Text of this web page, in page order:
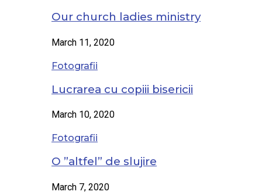
Our church ladies ministry
March 11, 2020
Fotografii
Lucrarea cu copiii bisericii
March 10, 2020
Fotografii
O ”altfel” de slujire
March 7, 2020